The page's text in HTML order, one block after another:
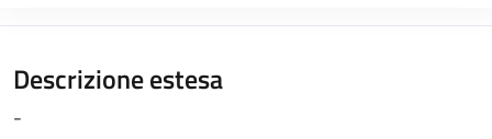
Descrizione estesa
-